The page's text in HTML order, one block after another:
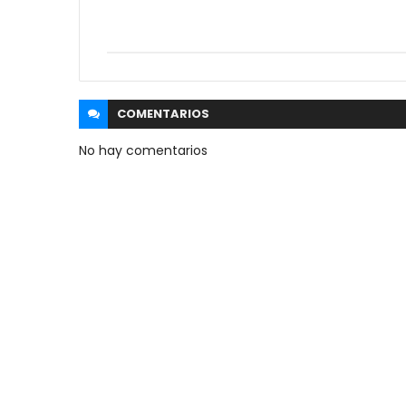
COMENTARIOS
No hay comentarios